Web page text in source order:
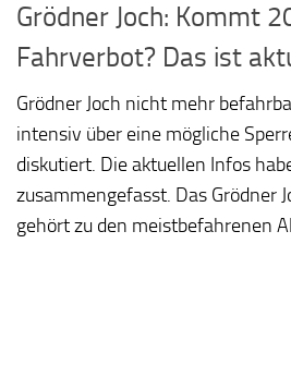
Grödner Joch: Kommt
Fahrverbot? Das ist
Grödner Joch nicht mehr
intensiv über eine mögliche
diskutiert. Die aktuellen Infos
zusammengefasst. Das Grödner
gehört zu den meistbefahrenen